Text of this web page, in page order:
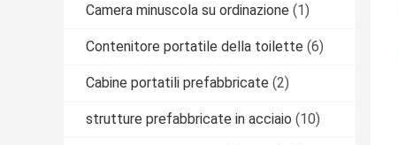
Camera minuscola su ordinazione (1)
Contenitore portatile della toilette (6)
Cabine portatili prefabbricate (2)
strutture prefabbricate in acciaio (10)